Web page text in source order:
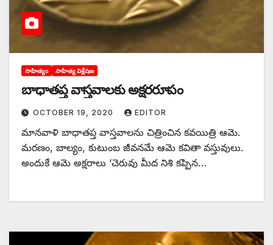
సాహిత్యం సాహిత్య విశ్లేషణ
బాధాతప్త వాస్తవాలకు అక్షరరూపం
OCTOBER 19, 2020 EDITOR
మానవాళి బాధాతప్త వాస్తవాలను చిత్రించిన కవయిత్రి ఆమె.
మరణం, బాల్యం, కుటుంబ జీవనమే ఆమె కవితా వస్తువులు.
అందుకే ఆమె అక్షరాలు ‘చెరువు మీద నిశి కప్పిన…